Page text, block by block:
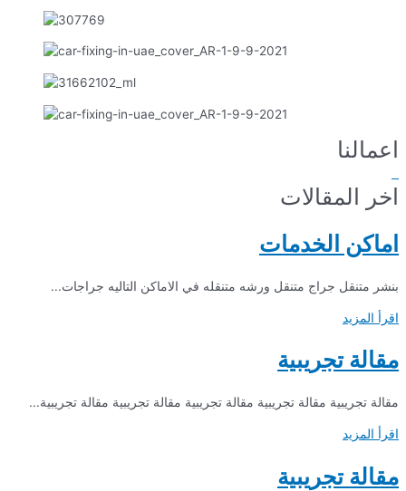
اعمالنا
اخر المقالات
اماكن الخدمات
بنشر متنقل جراج متنقل ورشه متنقله في الاماكن التاليه جراجات...
اقرأ المزيد
مقالة تجريبية
مقالة تجريبية مقالة تجريبية مقالة تجريبية مقالة تجريبية مقالة تجريبية...
اقرأ المزيد
مقالة تجريبية